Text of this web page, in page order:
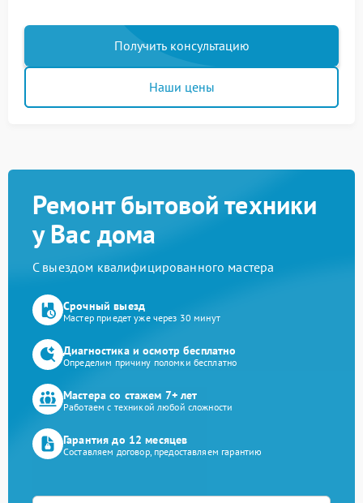
Получить консультацию
Наши цены
Ремонт бытовой техники
у Вас дома
С выездом квалифицированного мастера
Срочный выезд
Мастер приедет уже через 30 минут
Диагностика и осмотр бесплатно
Определим причину поломки бесплатно
Мастера со стажем 7+ лет
Работаем с техникой любой сложности
Гарантия до 12 месяцев
Составляем договор, предоставляем гарантию